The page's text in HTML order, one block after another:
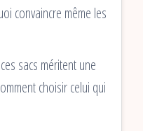
convaincre même les
sacs méritent une
choisir celui qui